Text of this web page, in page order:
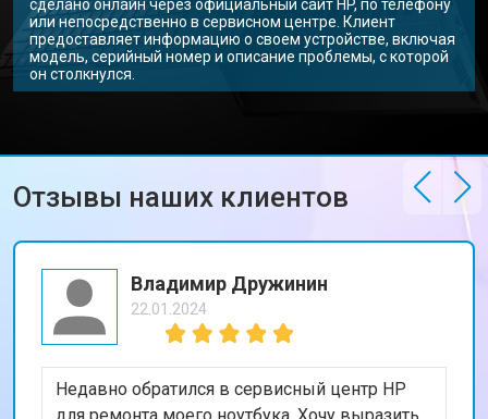
Прошивка BIOS ноутбука HP от 1500 ₽ Заказать
Замена северного моста
сделано онлайн через официальный сайт HP, по телефону
или непосредственно в сервисном центре. Клиент
предоставляет информацию о своем устройстве, включая
модель, серийный номер и описание проблемы, с которой
он столкнулся.
Отзывы наших клиентов
Владимир Дружинин
22.01.2024
Недавно обратился в сервисный центр HP